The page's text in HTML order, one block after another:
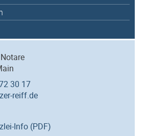
30 17
reiff.de
Info (PDF)